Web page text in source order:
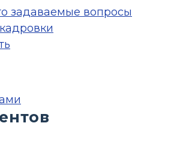
задаваемые вопросы